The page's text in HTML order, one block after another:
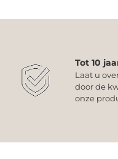
Tot 10
Laat u
door de
onze